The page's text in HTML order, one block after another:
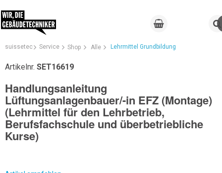
suissetec Service Shop Alle Lehrmittel Grundbildung
Artikelnr. SET16619
Handlungsanleitung
Lüftungsanlagenbauer/-in EFZ (Montage)
(Lehrmittel für den Lehrbetrieb,
Berufsfachschule und überbetriebliche
Kurse)